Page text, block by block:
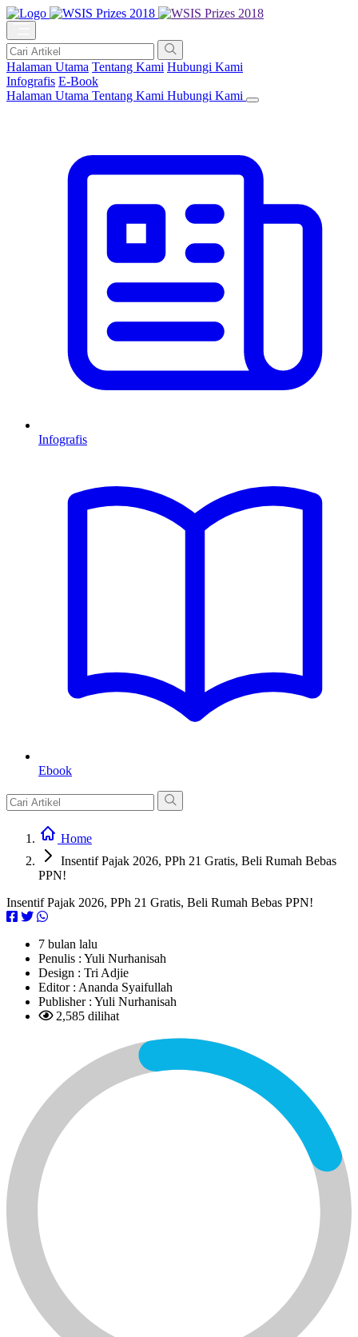
Halaman Utama Tentang Kami Hubungi Kami
Infografis E-Book
Halaman Utama Tentang Kami Hubungi Kami
Infografis
Ebook
Home
Insentif Pajak 2026, PPh 21 Gratis, Beli Rumah Bebas
PPN!
Insentif Pajak 2026, PPh 21 Gratis, Beli Rumah Bebas PPN!
7 bulan lalu
Penulis : Yuli Nurhanisah
Design : Tri Adjie
Editor : Ananda Syaifullah
Publisher : Yuli Nurhanisah
2,585 dilihat